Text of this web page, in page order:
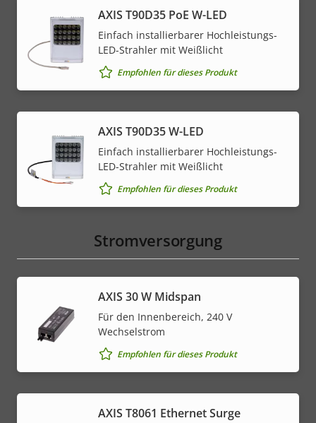
AXIS T90D35 PoE W-LED
Einfach installierbarer Hochleistungs-
LED-Strahler mit Weißlicht
Empfohlen für dieses Produkt
AXIS T90D35 W-LED
Einfach installierbarer Hochleistungs-
LED-Strahler mit Weißlicht
Empfohlen für dieses Produkt
Stromversorgung
AXIS 30 W Midspan
Für den Innenbereich, 240 V
Wechselstrom
Empfohlen für dieses Produkt
AXIS T8061 Ethernet Surge